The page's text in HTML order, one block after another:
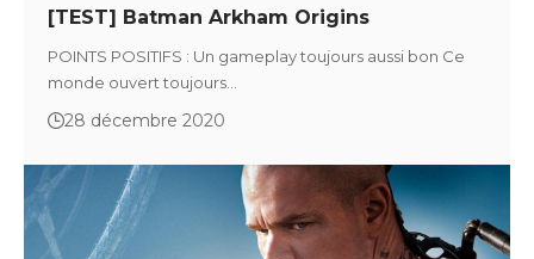
[TEST] Batman Arkham Origins
POINTS POSITIFS : Un gameplay toujours aussi bon Ce
monde ouvert toujours…
28 décembre 2020